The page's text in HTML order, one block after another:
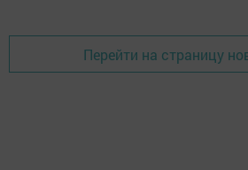
Перейти на страницу